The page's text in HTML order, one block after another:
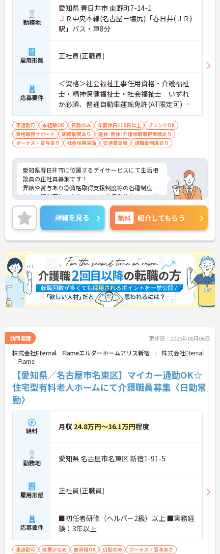
★おすすめPOINT★
＜個別ＯＪＴとチーム連携で着実に成長！＞
・入職後はお一人おひとりの習熟度に合わせた個別
のＯＪＴ研修を実施し、ｅラーニングを用いた学習
の機会も提供されます
・施設内には看護師が24時間常駐しており、急変時
の対応や専門的な医療処置は看護師が担当するため
しやすく、初任者研修や実務者研修からでも着実に
専門性を高められます
＜残業月7時間以下で身体の負担を軽減！＞
高く、急なシフト変更や無理な長時間勤務が発生し
にくい人員体制です
・訪問スケジュールに沿って施設内でのケアを行う
ため、月平均の残業時間は5時間から7時間程度とか
・夜勤明けの翌日は原則としてお休みとなるシフト
編成が組まれており、しっかりと休息を取りながら
長期的な就業が可能です
＜評価制度でキャリアアップ＞
・介護福祉士や初任者研修などの資格や実務経験、
夜勤回数がしっかりと給与に反映されるためモチベ
ーションを維持できます
・年次を問わずリーダーや主任などのマネジメント
キャリア形成が可能です
勤務地
愛知県 春日井市 東野町7-14-1
ＪＲ中央本線(名古屋－塩尻)「春日井(ＪＲ)
駅」バス・車8分
雇用形態 正社員(正職員)
応募要件
＜資格＞社会福祉主事任用資格・介護福祉
士・精神保健福祉士・社会福祉士 いずれ
か必須、普通自動車運転免許(AT限定可) 必
須 ＜経験＞不問
車通勤可 未経験OK 日勤のみ 年間休日110日以上
ブランクOK
資格取得サポート
研修制度あり
産休･育休･介護休暇取得実績あり
ボーナス・賞与あり
社会保険完備 交通費支給 退職金制度あり
愛知県春日井市に位置するデイサービスにて生活相
談員の正社員募集です！
昇給や賞与あり◎資格取得支援制度等の各種制度が
あり、福利厚生も充実している為長期的なキャリア
プランを描くことができます。
ご興味ある方は面接ポイントをお伝えしますので、
お気軽にお問い合わせください♪
詳細を見る 無料 紹介してもらう
訪問看護 更新日：2026年08月06日
株式会社Eternal Flameエルダーホームアリス新宿
株式会社Eternal
Flame
【愛知県／名古屋市名東区】マイカー通勤OK☆
住宅型有料老人ホームにて介護職員募集〈日勤常
勤〉
給料 月収 24.8万円～36.1万円程度
勤務地 愛知県 名古屋市名東区 新宿1-91-5
雇用形態 正社員(正職員)
応募要件
■初任者研修（ヘルパー2級）以上 ■実務経
験：3年以上
車通勤可 残業少なめ 無資格OK 日勤のみ ボーナス・賞与あり